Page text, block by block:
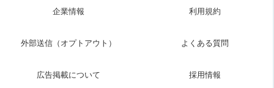
企業情報 利用規約
外部送信（オプトアウト） よくある質問
広告掲載について 採用情報